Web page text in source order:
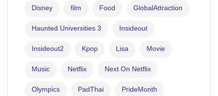
Disney film Food GlobalAttraction
Haunted Universities 3 Insideout
Insideout2 Kpop Lisa Movie
Music Netflix Next On Netflix
Olympics PadThai PrideMonth